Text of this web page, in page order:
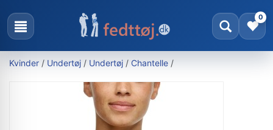
0
Kvinder / Undertøj / Undertøj / Chantelle /